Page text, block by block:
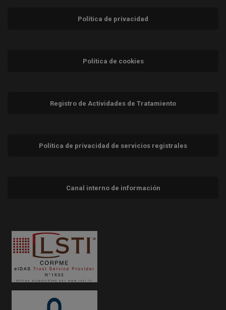
Política de privacidad
Política de cookies
Registro de Actividades de Tratamiento
Política de privacidad de servicios registrales
Canal interno de información